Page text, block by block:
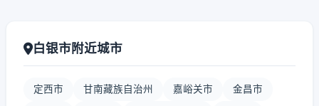
白银市附近城市
定西市 甘南藏族自治州 嘉峪关市 金昌市